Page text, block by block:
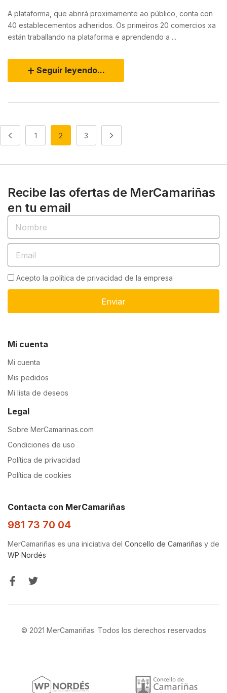
A plataforma, que abrirá proximamente ao público, conta con
40 establecementos adheridos. Os primeiros 20 comercios xa
están traballando na plataforma e aprendendo a ...
Seguir leyendo...
1 2 3
Recibe las ofertas de MerCamariñas
en tu email
Acepto la política de privacidad de la empresa
Enviar
Mi cuenta
Mi cuenta
Mis pedidos
Mi lista de deseos
Legal
Sobre MerCamarinas.com
Condiciones de uso
Política de privacidad
Política de cookies
Contacta con MerCamariñas
981 73 70 04
MerCamariñas es una iniciativa del Concello de Camariñas y de
WP Nordés
© 2021 MerCamariñas. Todos los derechos reservados